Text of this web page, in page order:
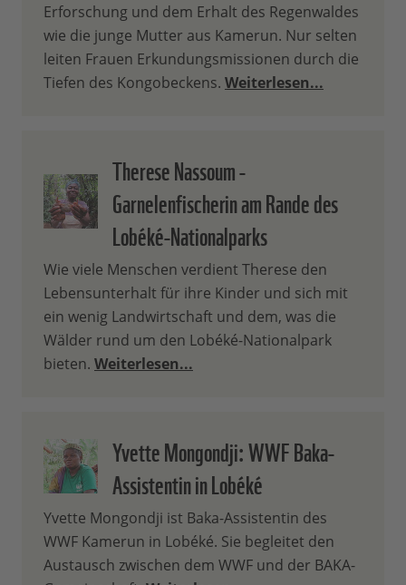
Erforschung und dem Erhalt des Regenwaldes
wie die junge Mutter aus Kamerun. Nur selten
leiten Frauen Erkundungsmissionen durch die
Tiefen des Kongobeckens. Weiterlesen...
Therese Nassoum -
Garnelenfischerin am Rande des
Lobéké-Nationalparks
Wie viele Menschen verdient Therese den
Lebensunterhalt für ihre Kinder und sich mit
ein wenig Landwirtschaft und dem, was die
Wälder rund um den Lobéké-Nationalpark
bieten. Weiterlesen...
Yvette Mongondji: WWF Baka-
Assistentin in Lobéké
Yvette Mongondji ist Baka-Assistentin des
WWF Kamerun in Lobéké. Sie begleitet den
Austausch zwischen dem WWF und der BAKA-